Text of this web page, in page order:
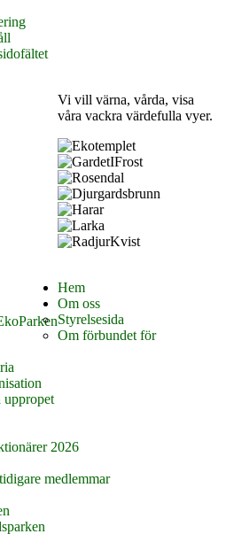
Vi vill värna, vårda, visa
våra vackra värdefulla vyer.
Hem
Om oss
Styrelsesida
Om förbundet för
uppropet
2026
medlemmar